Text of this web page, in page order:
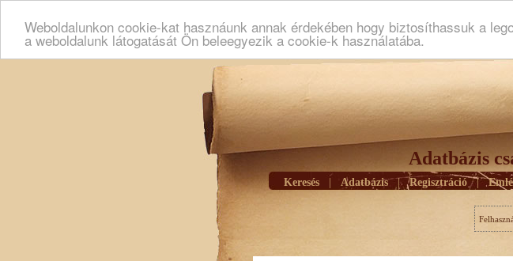
Weboldalunkon cookie-kat hasznáunk annak érdekében hogy biztosíthassuk a
a weboldalunk látogatását Ön beleegyezik a cookie-k használatába.
Adatbázis
Keresés Adatbázis | Regisztráció |